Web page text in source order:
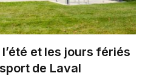
et les jours fériés
de Laval